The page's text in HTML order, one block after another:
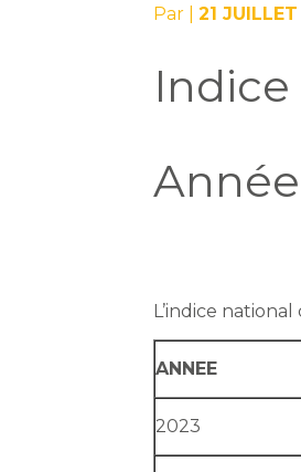
Par |21
L’indice
ANNEE
2023